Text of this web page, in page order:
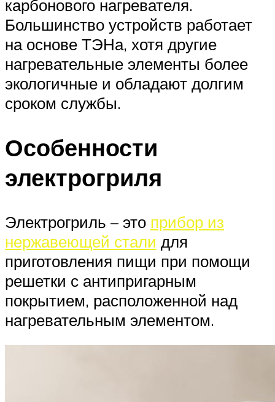
карбонового нагревателя.
Большинство устройств работает
на основе ТЭНа, хотя другие
нагревательные элементы более
экологичные и обладают долгим
сроком службы.
Особенности
электрогриля
Электрогриль – это прибор из
нержавеющей стали для
приготовления пищи при помощи
решетки с антипригарным
покрытием, расположенной над
нагревательным элементом.